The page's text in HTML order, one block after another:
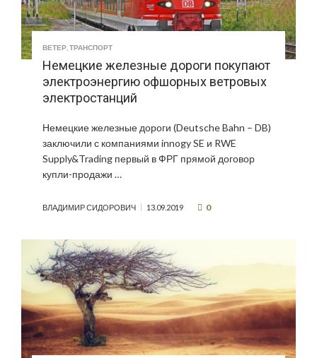
ВЕТЕР,ТРАНСПОРТ
Немецкие железные дороги покупают
электроэнергию офшорных ветровых
электростанций
Немецкие железные дороги (Deutsche Bahn – DB)
заключили с компаниями innogy SE и RWE
Supply&Trading первый в ФРГ прямой договор
купли-продажи …
ВЛАДИМИР СИДОРОВИЧ 13.09.2019 0